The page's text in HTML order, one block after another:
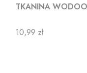
TKANINA
Cena
10,99 zł